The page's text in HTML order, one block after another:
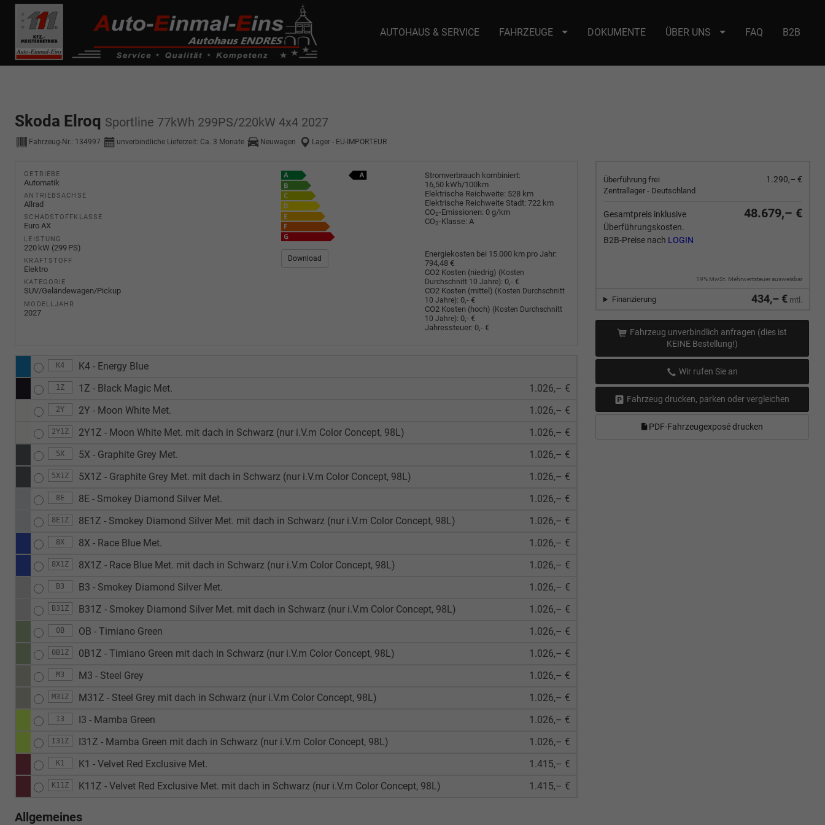
------------ Host Name : selector1._domainkey Points to address or value: selector1-aee-de0k._domainkey.autoeinmaleins.onmicrosoft.com Host Name : selector2._domainkey Points to address or value: selector2-aee-
de0k._domainkey.autoeinmaleins.onmicrosoft.com
AUTOHAUS & SERVICE FAHRZEUGE DOKUMENTE ÜBER UNS FAQ B2B
Skoda Elroq Sportline 77kWh 299PS/220kW 4x4 2027
Fahrzeug-Nr.: 134997 unverbindliche Lieferzeit: Ca. 3 Monate Neuwagen Lager - EU-IMPORTEUR
Überführung frei
Zentrallager - Deutschland
1.290,– €
Gesamtpreis inklusive
Überführungskosten.
B2B-Preise nach LOGIN
48.679,– €
19% MwSt. Mehrwertsteuer ausweisbar
434,– € mtl.
Finanzierung
Fahrzeug unverbindlich anfragen (dies ist
KEINE Bestellung!)
Wir rufen Sie an
Fahrzeug drucken, parken oder vergleichen
PDF-Fahrzeugexposé drucken
GETRIEBE
Automatik
ANTRIEBSACHSE
Allrad
SCHADSTOFFKLASSE
Euro AX
LEISTUNG
220 kW (299 PS)
KRAFTSTOFF
Elektro
KATEGORIE
SUV/Geländewagen/Pickup
MODELLJAHR
2027
Stromverbrauch kombiniert:
16,50 kWh/100km
Elektrische Reichweite: 528 km
Elektrische Reichweite Stadt: 722 km
CO2-Emissionen: 0 g/km
CO2-Klasse: A
Download
Energiekosten bei 15.000 km pro Jahr:
794,48 €
CO2 Kosten (niedrig) (Kosten
Durchschnitt 10 Jahre): 0,- €
CO2 Kosten (mittel) (Kosten Durchschnitt
10 Jahre): 0,- €
CO2 Kosten (hoch) (Kosten Durchschnitt
10 Jahre): 0,- €
Jahressteuer: 0,- €
K4 K4 - Energy Blue
1Z 1Z - Black Magic Met. 1.026,– €
2Y 2Y - Moon White Met. 1.026,– €
2Y1Z 2Y1Z - Moon White Met. mit dach in Schwarz (nur i.V.m Color Concept, 98L) 1.026,– €
5X 5X - Graphite Grey Met. 1.026,– €
5X1Z 5X1Z - Graphite Grey Met. mit dach in Schwarz (nur i.V.m Color Concept, 98L) 1.026,– €
8E 8E - Smokey Diamond Silver Met. 1.026,– €
8E1Z 8E1Z - Smokey Diamond Silver Met. mit dach in Schwarz (nur i.V.m Color Concept, 98L) 1.026,– €
8X 8X - Race Blue Met. 1.026,– €
8X1Z 8X1Z - Race Blue Met. mit dach in Schwarz (nur i.V.m Color Concept, 98L) 1.026,– €
B3 B3 - Smokey Diamond Silver Met. 1.026,– €
B31Z B31Z - Smokey Diamond Silver Met. mit dach in Schwarz (nur i.V.m Color Concept, 98L) 1.026,– €
0B OB - Timiano Green 1.026,– €
0B1Z 0B1Z - Timiano Green mit dach in Schwarz (nur i.V.m Color Concept, 98L) 1.026,– €
M3 M3 - Steel Grey 1.026,– €
M31Z M31Z - Steel Grey mit dach in Schwarz (nur i.V.m Color Concept, 98L) 1.026,– €
I3 I3 - Mamba Green 1.026,– €
I31Z I31Z - Mamba Green mit dach in Schwarz (nur i.V.m Color Concept, 98L) 1.026,– €
K1 K1 - Velvet Red Exclusive Met. 1.415,– €
K11Z K11Z - Velvet Red Exclusive Met. mit dach in Schwarz (nur i.V.m Color Concept, 98L) 1.415,– €
Allgemeines